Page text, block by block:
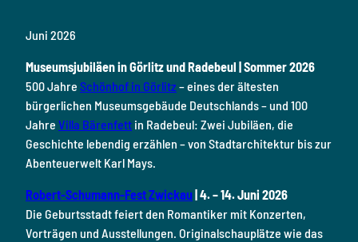
Juni 2026
Museumsjubiläen in Görlitz und Radebeul | Sommer 2026
500 Jahre Schönhof in Görlitz – eines der ältesten
bürgerlichen Museumsgebäude Deutschlands – und 100
Jahre Villa Bärenfett in Radebeul: Zwei Jubiläen, die
Geschichte lebendig erzählen – von Stadtarchitektur bis zur
Abenteuerwelt Karl Mays.
Robert-Schumann-Fest Zwickau | 4. – 14. Juni 2026
Die Geburtsstadt feiert den Romantiker mit Konzerten,
Vorträgen und Ausstellungen. Originalschauplätze wie das